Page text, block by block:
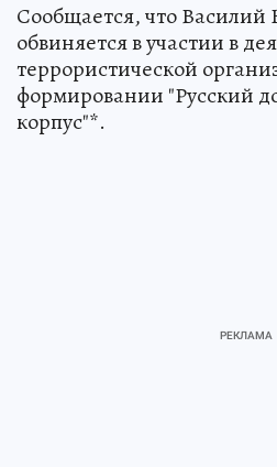
Сообщается, что
обвиняется в участии в
террористической
формировании "Русский
корпус"*.